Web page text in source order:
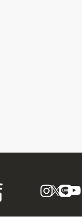
instagram
X LINE